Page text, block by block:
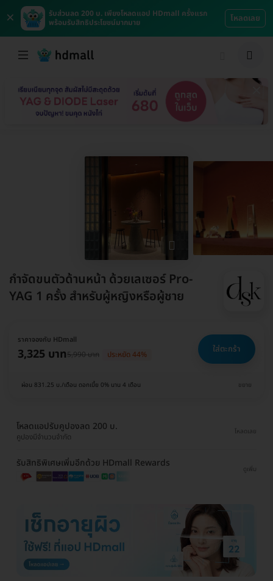
×
รับส่วนลด 200 บ. เพียงโหลดแอป HDmall ครั้งแรก
พร้อมรับสิทธิประโยชน์มากมาย
โหลดเลย
กำจัดขนตัวด้านหน้า ด้วยเลเซอร์ Pro-
YAG 1 ครั้ง สำหรับผู้หญิงหรือผู้ชาย
ราคาจองกับ HDmall
3,325 บาท5,990 บาท ประหยัด 44% ใส่ตะกร้า
ผ่อน 831.25 บ./เดือน ดอกเบี้ย 0% นาน 4 เดือน ขยาย
โหลดแอปรับคูปองลด 200 บ.
คูปองมีจำนวนจำกัด
โหลดเลย
รับสิทธิพิเศษเพิ่มอีกด้วย HDmall Rewards
ดูเพิ่ม